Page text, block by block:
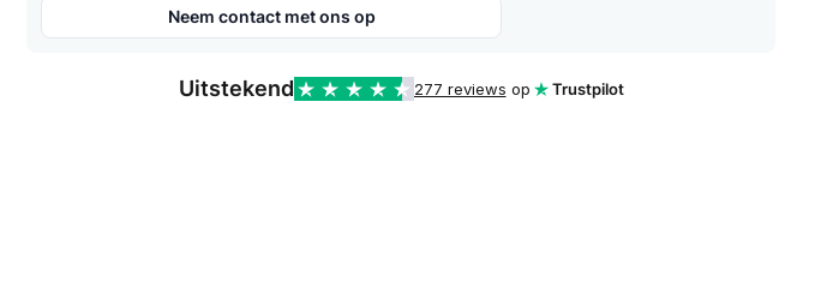
Neem contact met ons op
Uitstekend 277 reviews op Trustpilot